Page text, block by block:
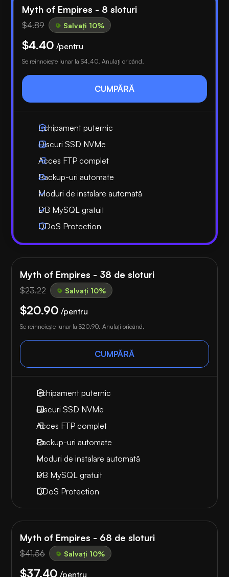
Myth of Empires - 8 sloturi
$4.89 Salvați 10%
$4.40 /pentru
Se reînnoiește lunar la $4.40 . Anulați oricând.
CUMPĂRĂ
Echipament puternic
Discuri SSD NVMe
Acces FTP complet
Backup-uri automate
Moduri de instalare automată
DB MySQL gratuit
DDoS Protection
Myth of Empires - 38 de sloturi
$23.22 Salvați 10%
$20.90 /pentru
Se reînnoiește lunar la $20.90 . Anulați oricând.
CUMPĂRĂ
Echipament puternic
Discuri SSD NVMe
Acces FTP complet
Backup-uri automate
Moduri de instalare automată
DB MySQL gratuit
DDoS Protection
Myth of Empires - 68 de sloturi
$41.56 Salvați 10%
$37.40 /pentru